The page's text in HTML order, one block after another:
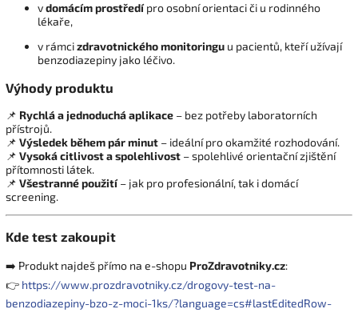
vdomácím prostředípro osobní orientaci či u rodinného
lékaře,
v rámcizdravotnického monitoringu u pacientů, kteří užívají
benzodiazepiny jako léčivo.
Výhody produktu
📌 Rychlá a jednoduchá aplikace – bez potřeby laboratorních
přístrojů.
📌 Výsledek během pár minut – ideální pro okamžité rozhodování.
📌 Vysoká citlivost a spolehlivost – spolehlivé orientační zjištění
přítomnosti látek.
📌 Všestranné použití– jak pro profesionální, tak i domácí
screening.
Kde test zakoupit
➡️ Produkt najdeš přímo na e-shopu ProZdravotniky.cz:
👉 https://www.prozdravotniky.cz/drogovy-test-na-
benzodiazepiny-bzo-z-moci-1ks/?language=cs#lastEditedRow-